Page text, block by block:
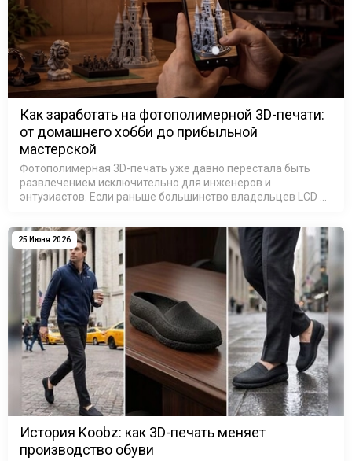
Как заработать на фотополимерной 3D-печати:
от домашнего хобби до прибыльной
мастерской
Фотополимерная 3D-печать уже давно перестала быть
развлечением исключительно для инженеров и
энтузиастов. Если раньше большинство владельцев LCD и
удовольствия, то сегодня ситуация и…
25 Июня 2026
История Koobz: как 3D-печать меняет
производство обуви